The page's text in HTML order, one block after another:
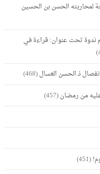
لمحاربته الحسن بن الحسين
ندوة تحت عنوان: قراءة في
ذ.الحسن العسال(468)
من رمضان(457)
(451)